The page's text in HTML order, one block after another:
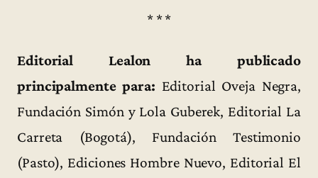
* * *
Editorial Lealon ha publicado
principalmente para: Editorial Oveja Negra,
Fundación Simón y Lola Guberek, Editorial La
Carreta (Bogotá), Fundación Testimonio
(Pasto), Ediciones Hombre Nuevo, Editorial El